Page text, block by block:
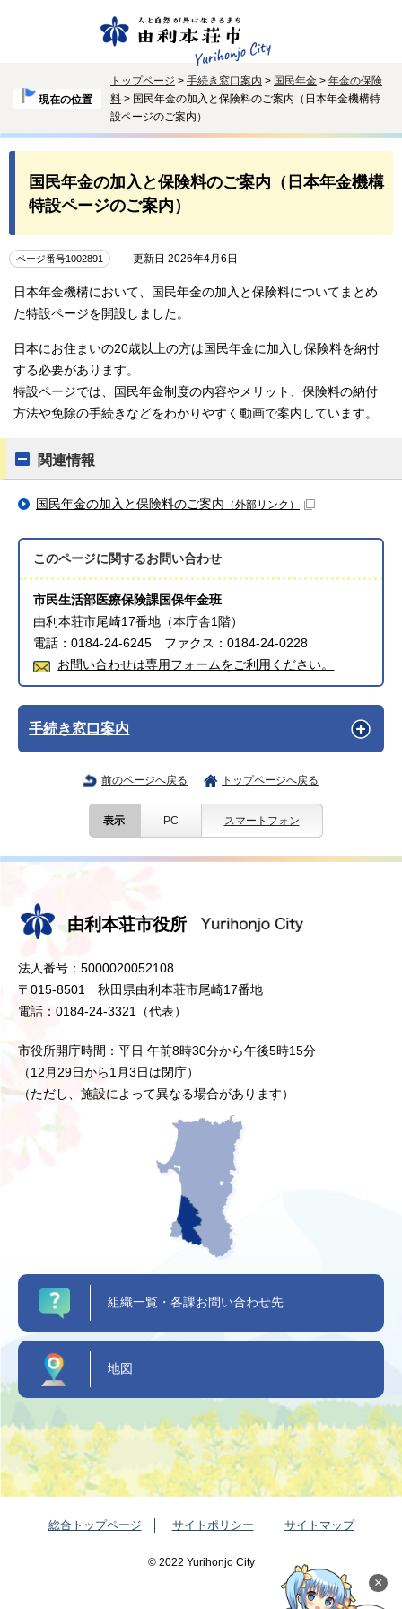
現在の位置
トップページ > 手続き窓口案内 > 国民年金 > 年金の保険
料 > 国民年金の加入と保険料のご案内（日本年金機構特
設ページのご案内）
国民年金の加入と保険料のご案内（日本年金機構
特設ページのご案内）
ページ番号1002891 更新日 2026年4月6日
日本年金機構において、国民年金の加入と保険料についてまとめ
た特設ページを開設しました。
日本にお住まいの20歳以上の方は国民年金に加入し保険料を納付
する必要があります。
特設ページでは、国民年金制度の内容やメリット、保険料の納付
方法や免除の手続きなどをわかりやすく動画で案内しています。
関連情報
国民年金の加入と保険料のご案内 （外部リンク）
このページに関するお問い合わせ
市民生活部医療保険課国保年金班
由利本荘市尾崎17番地（本庁舎1階）
電話：0184-24-6245 ファクス：0184-24-0228
お問い合わせは専用フォームをご利用ください。
手続き窓口案内
前のページへ戻る トップページへ戻る
表示 PC スマートフォン
×
由利本荘市役所
法人番号：5000020052108
〒015-8501 秋田県由利本荘市尾崎17番地
電話：0184-24-3321（代表）
市役所開庁時間：平日 午前8時30分から午後5時15分
（12月29日から1月3日は閉庁）
（ただし、施設によって異なる場合があります）
組織一覧・各課お問い合わせ先
地図
総合トップページ サイトポリシー サイトマップ
©️ 2022 Yurihonjo City